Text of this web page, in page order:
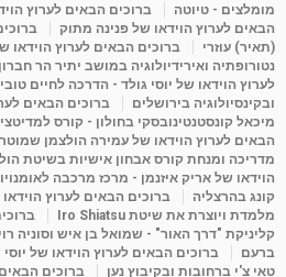
פנינה מתוק - מרכז "נתיב הלב"
מדיטציה-התחדשות
Shahar-vod
מומלצים - טיוטה
ברוכים הבאים לערוץ
הבאים לערוץ הוידאו של פנינה מתוק
(תאיר) עוזרי
ברוכים הבאים לערוץ הוידאו
נטורופתיה ואירידיולוגיה במושב יתיר הר
לערוץ הוידאו של יוסי גולד - הדרכה לחיים
ובקינסיולוגיה בירושלים
ברוכים הבאים
מיכאל קונסטנטינובסקי בחולון - קורס
הבאים לערוץ הוידאו של עמירה הולצמן
מדריכה ומנחת קורס אבחון אישיות בשיטת
הוידאו של אריק איזנמן - מרכז מרכבה
קונג בהרצליה
ברוכים הבאים לערוץ
מלמדת ויוצרת את שיטת Iro Shiatsu
קליניקת "דרך האור" - שמואל בן איש וסוניה
ברעם
ברוכים הבאים לערוץ הוידאו של
טאי צ'י ברחובות ובקיבוץ נען
ברוכים